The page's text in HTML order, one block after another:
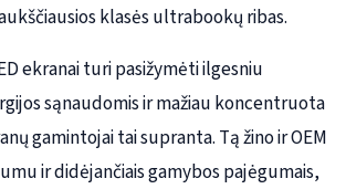
klasės ultrabookų ribas.
ekranai turi pasižymėti ilgesniu
sąnaudomis ir mažiau koncentruota
gamintojai tai supranta. Tą žino ir OEM
ir didėjančiais gamybos pajėgumais,